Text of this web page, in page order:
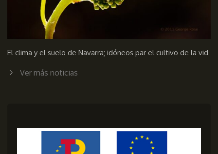
El clima y el suelo de Navarra; idóneos par el cultivo de la vid
Ver más noticias